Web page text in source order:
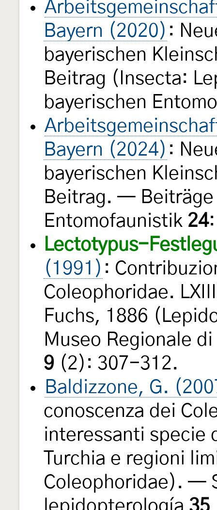
Bayern (2020) :
bayerischen
Beitrag (Insecta:
bayerischen
Bayern (2024) :
bayerischen
Beitrag. — Beiträge
Entomofaunistik 24
Lectotypus-
(1991) :
Coleophoridae.
Fuchs, 1886
Museo Regionale
9 (2): 307-312.
Baldizzone, G.
conoscenza dei
interessanti specie
Turchia e regioni
Coleophoridae). —
lepidopterología 35